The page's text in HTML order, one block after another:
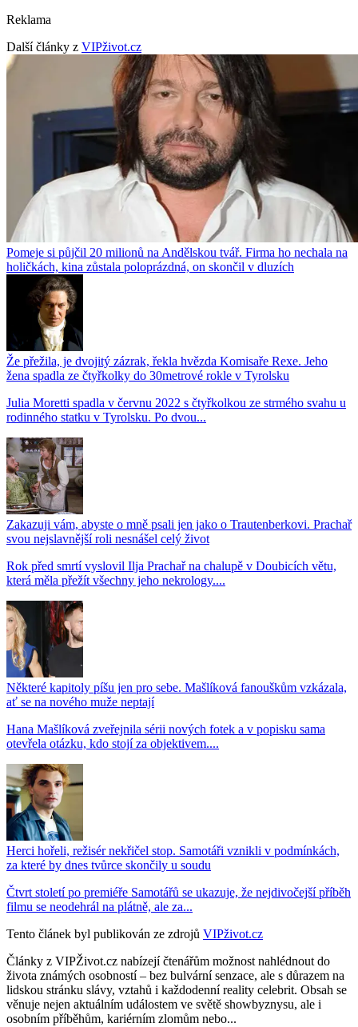
Reklama
Další články z VIPživot.cz
Pomeje si půjčil 20 milionů na Andělskou tvář. Firma ho nechala na
holičkách, kina zůstala poloprázdná, on skončil v dluzích
Že přežila, je dvojitý zázrak, řekla hvězda Komisaře Rexe. Jeho
žena spadla ze čtyřkolky do 30metrové rokle v Tyrolsku
Julia Moretti spadla v červnu 2022 s čtyřkolkou ze strmého svahu u
rodinného statku v Tyrolsku. Po dvou...
Zakazuji vám, abyste o mně psali jen jako o Trautenberkovi. Prachař
svou nejslavnější roli nesnášel celý život
Rok před smrtí vyslovil Ilja Prachař na chalupě v Doubicích větu,
která měla přežít všechny jeho nekrology....
Některé kapitoly píšu jen pro sebe. Mašlíková fanouškům vzkázala,
ať se na nového muže neptají
Hana Mašlíková zveřejnila sérii nových fotek a v popisku sama
otevřela otázku, kdo stojí za objektivem....
Herci hořeli, režisér nekřičel stop. Samotáři vznikli v podmínkách,
za které by dnes tvůrce skončily u soudu
Čtvrt století po premiéře Samotářů se ukazuje, že nejdivočejší příběh
filmu se neodehrál na plátně, ale za...
Tento článek byl publikován ze zdrojů VIPživot.cz
Články z VIPŽivot.cz nabízejí čtenářům možnost nahlédnout do
života známých osobností – bez bulvární senzace, ale s důrazem na
lidskou stránku slávy, vztahů i každodenní reality celebrit. Obsah se
věnuje nejen aktuálním událostem ve světě showbyznysu, ale i
osobním příběhům, kariérním zlomům nebo...